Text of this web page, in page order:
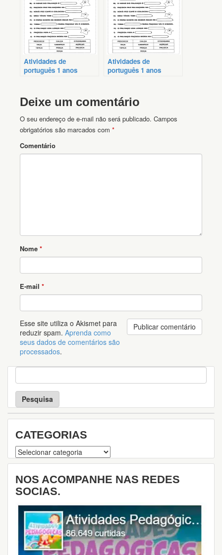
Atividades de
português 1 anos
Atividades de
português 1 anos
Deixe um comentário
O seu endereço de e-mail não será publicado. Campos
obrigatórios são marcados com *
Comentário
Nome *
E-mail *
Esse site utiliza o Akismet para
reduzir spam. Aprenda como
seus dados de comentários são
processados.
P
e
s
u
i
a
CATEGORIAS
Categorias
NOS ACOMPANHE NAS REDES
SOCIAS.